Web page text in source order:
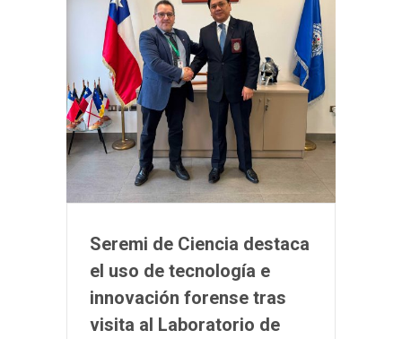
Seremi de Ciencia destaca
el uso de tecnología e
innovación forense tras
visita al Laboratorio de